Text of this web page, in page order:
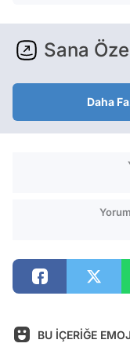
Sana
Daha
BU İÇERİĞE